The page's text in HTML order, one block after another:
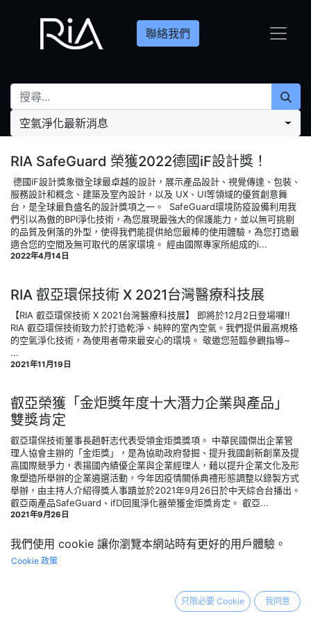
聯絡我們
空氣淨化最新消息
RIA SafeGuard 榮獲2022德國iF設計獎！
‍ 德國iF設計獎象徵全球最卓越的設計，展示產品設計、視覺傳達、包裝、
服務設計和概念、建築及室內設計，以及 UX、UI等領域的優質創意舞
台，是全球最負盛名的設計獎項之一。 ‍ SafeGuard環境防疫設備利用我
們引以為傲的BPI淨化技術，為您展現最強大的保護能力，並以無可挑剔
的品質及俐落的外型，使得我們能提供給您最棒的使用體驗，為您打造最
適合您的空間及無可取代的居家環境。 經由國際專家所組成的i...
2022年4月14日
RIA 叡亞環保技術 X 2021台灣醫療科技展
【RIA 叡亞環保技術 X 2021台灣醫療科技展】 即將於12月2日登場囉!!
RIA 叡亞環保技術致力於打造乾淨、純粹的室內空氣。我們提供最高規格
的空氣淨化技術，為使用者帶來最安心的環境。 敬邀您蒞臨參觀指導~
‍...
2021年11月19日
叡亞榮獲「金炬獎年度十大潛力企業與產品」
雙獎肯定
叡亞環保技術董事長趙軒志代表受領金炬獎獎項。 ‍中華民國傑出企業管
理人協會主辦的「金炬獎」，是為協助政府發掘、提升我國創新創業及提
高國際競爭力，表揚國內績優企業與企業經理人，藉以提升企業文化及形
象塑造所舉辦的企業遴選活動，今年因疫情關係典禮形態調整以錄製方式
舉辦，由主持人介紹得獎人事蹟並於2021年9月26日於中天綜合台播出。
叡亞兩產品SafeGuard、ifD回風淨化器榮獲金炬獎肯定。 ‍叡亞...
2021年9月26日
WELL健康建築｜為何空氣如此重要?
素提高人體舒適度、推動使用者選擇有益身心健康的建築系統。其中
WELL建築標準有10大概念，此系列專欄將逐一介紹之。 我們都知道，人
我們使用 cookie 讓你瀏覽本網站時有更好的用戶體驗。
Cookie 政策
只限必要 Cookie 我同意